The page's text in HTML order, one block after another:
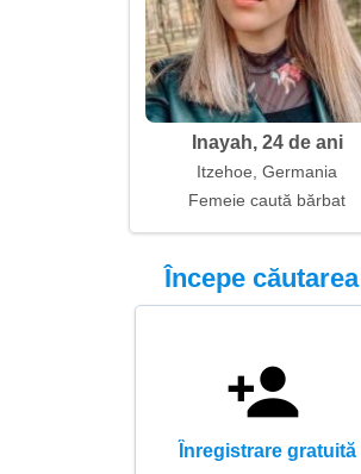
Inayah, 24 de ani
Itzehoe, Germania
Femeie caută bărbat
Începe căutarea
Înregistrare gratuită